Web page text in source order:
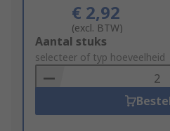
€ 2,92
(excl. BTW)
Add
to
Basket
Aantal stuks
selecteer of typ hoeveelheid